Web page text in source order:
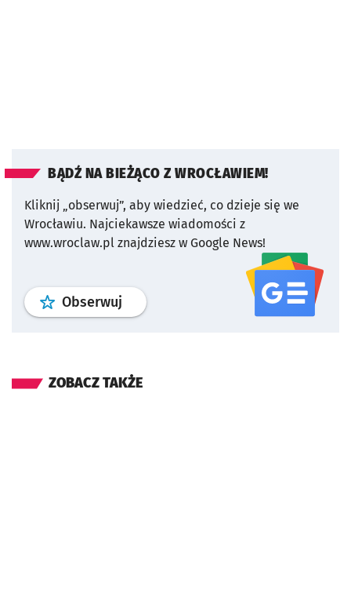
BĄDŹ NA BIEŻĄCO Z WROCŁAWIEM!
Kliknij „obserwuj”, aby wiedzieć, co dzieje się we
Wrocławiu. Najciekawsze wiadomości z
www.wroclaw.pl znajdziesz w Google News!
Obserwuj profil serwisu
ZOBACZ TAKŻE